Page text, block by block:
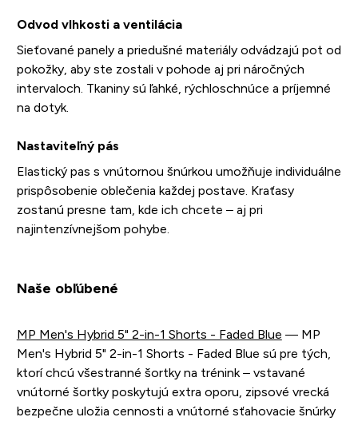
Odvod vlhkosti a ventilácia
Sieťované panely a priedušné materiály odvádzajú pot od
pokožky, aby ste zostali v pohode aj pri náročných
intervaloch. Tkaniny sú ľahké, rýchloschnúce a príjemné
na dotyk.
Nastaviteľný pás
Elastický pas s vnútornou šnúrkou umožňuje individuálne
prispôsobenie oblečenia každej postave. Kraťasy
zostanú presne tam, kde ich chcete – aj pri
najintenzívnejšom pohybe.
Naše obľúbené
MP Men's Hybrid 5" 2-in-1 Shorts - Faded Blue — MP
Men's Hybrid 5" 2-in-1 Shorts - Faded Blue sú pre tých,
ktorí chcú všestranné šortky na trénink – vstavané
vnútorné šortky poskytujú extra oporu, zipsové vrecká
bezpečne uložia cennosti a vnútorné sťahovacie šnúrky